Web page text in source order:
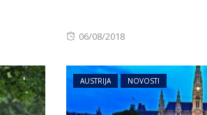
Posted
06/08/2018
AUSTRIJA NOVOSTI